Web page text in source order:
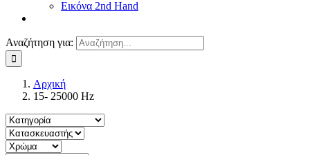
Εικόνα 2nd Hand
Αναζήτηση για:
Αρχική
15- 25000 Ηz